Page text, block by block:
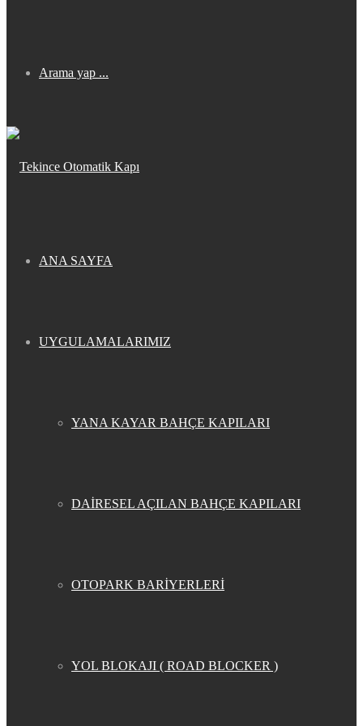
Arama yap ...
ANA SAYFA
UYGULAMALARIMIZ
YANA KAYAR BAHÇE KAPILARI
DAİRESEL AÇILAN BAHÇE KAPILARI
OTOPARK BARİYERLERİ
YOL BLOKAJI ( ROAD BLOCKER )